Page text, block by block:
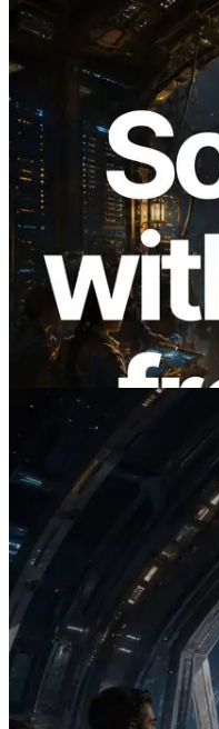
2026.08.05
ERPC mở rộng
với phép đo ping
Validators
thức ra mắt
Đọc bài viết này
2026.07.04
ERPC ra mắt